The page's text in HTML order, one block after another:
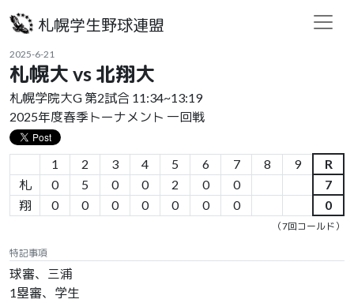
札幌学生野球連盟
2025-6-21
札幌大 vs 北翔大
札幌学院大G 第2試合 11:34~13:19
2025年度春季トーナメント 一回戦
1 2 3 4 5 6 7 8 9
R
札
0 5 0 0 2 0 0
7
翔
0 0 0 0 0 0 0 0
（7回コールド）
特記事項
球審、三浦
1塁審、学生